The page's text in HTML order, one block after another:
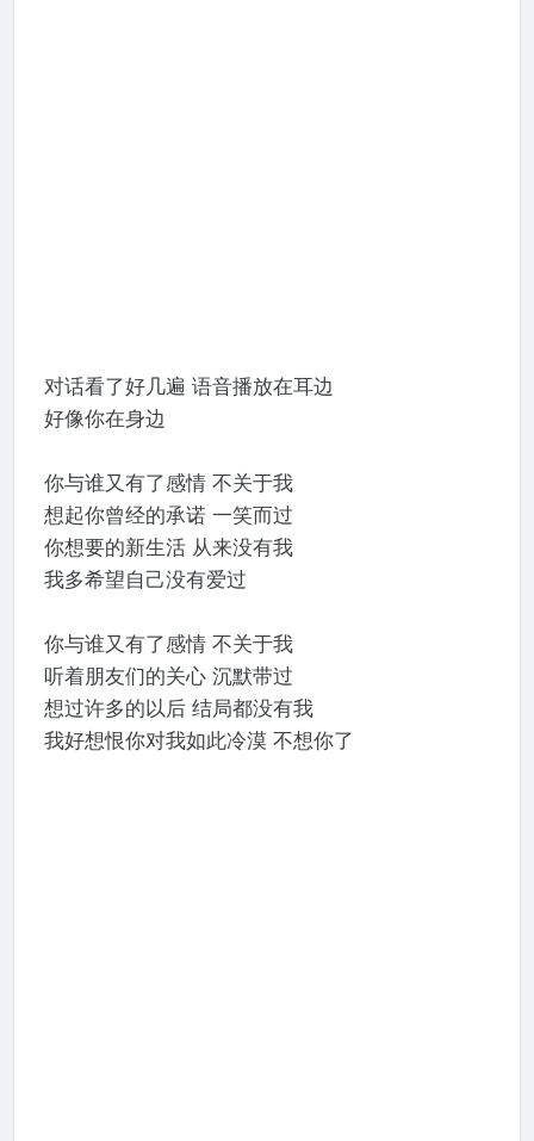
对话看了好几遍 语⾳播放在耳边
好像你在⾝边
你与谁⼜有了感情 不关于我
想起你曾经的承诺 ⼀笑⽽过
你想要的新⽣活 从来没有我
我多希望⾃⼰没有爱过
你与谁⼜有了感情 不关于我
听着朋友们的关⼼ 沉默带过
想过许多的以后 结局都没有我
我好想恨你对我如此冷漠 不想你了